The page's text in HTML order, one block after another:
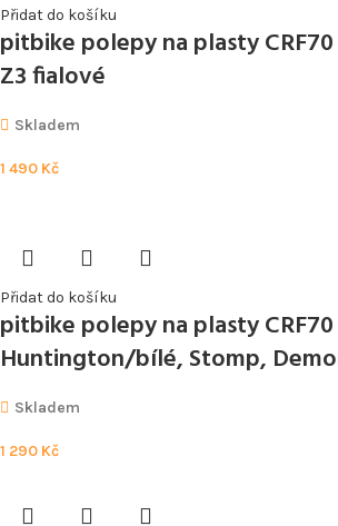
Přidat do košíku
pitbike polepy na plasty
Z3 fialové
Skladem
1 490 Kč
Přidat do košíku
pitbike polepy na plasty
Huntington/bílé, Stomp,
Skladem
1 290 Kč